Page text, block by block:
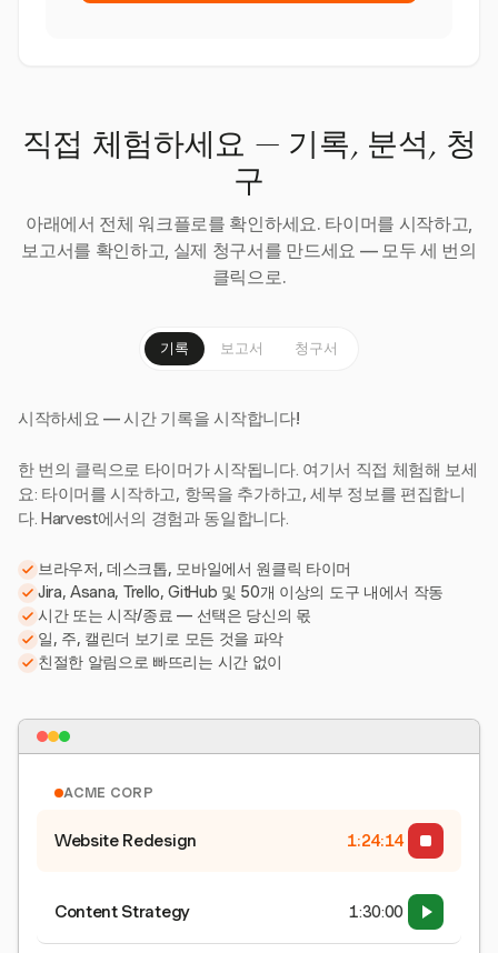
직접 체험하세요 — 기록, 분석, 청
구
아래에서 전체 워크플로를 확인하세요. 타이머를 시작하고,
보고서를 확인하고, 실제 청구서를 만드세요 — 모두 세 번의
클릭으로.
기록 보고서 청구서
시작하세요 — 시간 기록을 시작합니다!
한 번의 클릭으로 타이머가 시작됩니다. 여기서 직접 체험해 보세
요: 타이머를 시작하고, 항목을 추가하고, 세부 정보를 편집합니
다. Harvest에서의 경험과 동일합니다.
브라우저, 데스크톱, 모바일에서 원클릭 타이머
Jira, Asana, Trello, GitHub 및 50개 이상의 도구 내에서 작동
시간 또는 시작/종료 — 선택은 당신의 몫
일, 주, 캘린더 보기로 모든 것을 파악
친절한 알림으로 빠뜨리는 시간 없이
ACME CORP
Website Redesign 1:24:15
Content Strategy 1:30:00